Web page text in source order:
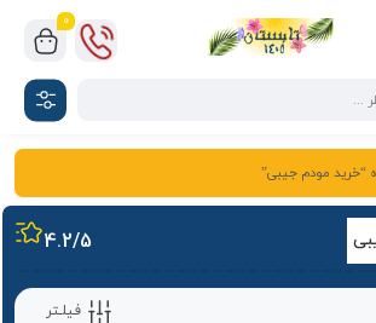
0
مودم جیبی”
4.2/5
فیلـتر